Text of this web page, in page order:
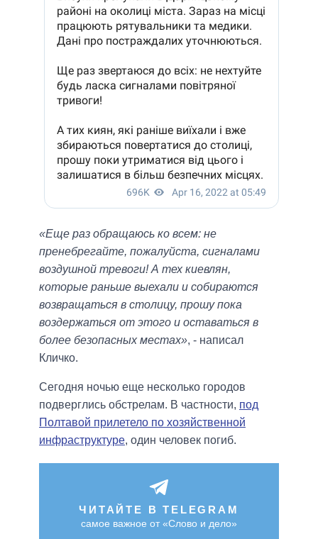
«Еще раз обращаюсь ко всем: не
пренебрегайте, пожалуйста, сигналами
воздушной тревоги! А тех киевлян,
которые раньше выехали и собираются
возвращаться в столицу, прошу пока
воздержаться от этого и оставаться в
более безопасных местах», - написал
Кличко.
Сегодня ночью еще несколько городов
подверглись обстрелам. В частности, под
Полтавой прилетело по хозяйственной
инфраструктуре, один человек погиб.
ЧИТАЙТЕ В TELEGRAM
самое важное от «Слово и дело»